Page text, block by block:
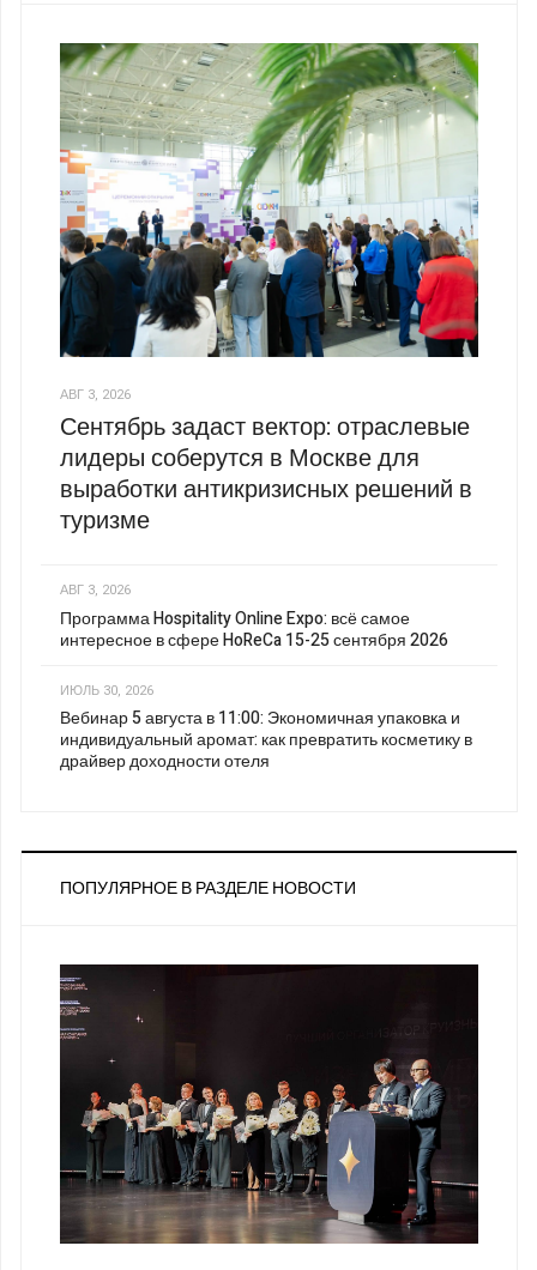
АВГ 3, 2026
Сентябрь задаст вектор: отраслевые
лидеры соберутся в Москве для
выработки антикризисных решений в
туризме
АВГ 3, 2026
Программа Hospitality Online Expo: всё самое
интересное в сфере HoReCa 15-25 сентября 2026
ИЮЛЬ 30, 2026
Вебинар 5 августа в 11:00: Экономичная упаковка и
индивидуальный аромат: как превратить косметику в
драйвер доходности отеля
ПОПУЛЯРНОЕ В РАЗДЕЛЕ НОВОСТИ